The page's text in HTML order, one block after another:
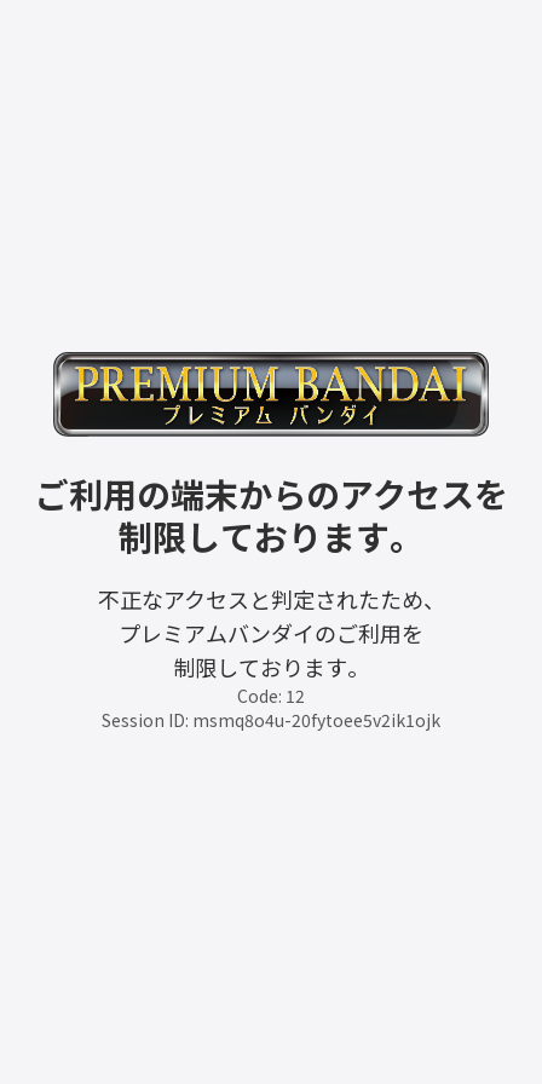
ご利用の端末からのアクセスを
制限しております。
不正なアクセスと判定されたため、
プレミアムバンダイのご利用を
制限しております。
Code: 12
Session ID: msmq8o4u-20fytoee5v2ik1ojk